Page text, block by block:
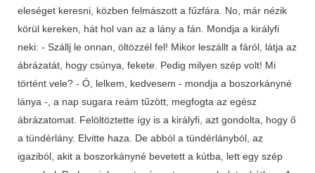
eleséget keresni, közben felmászott a fűzfára. No, már nézik
körül kereken, hát hol van az a lány a fán. Mondja a királyfi
neki: - Szállj le onnan, öltözzél fel! Mikor leszállt a fáról, látja az
ábrázatát, hogy csúnya, fekete. Pedig milyen szép volt! Mi
történt vele? - Ó, lelkem, kedvesem - mondja a boszorkányné
lánya -, a nap sugara reám tűzött, megfogta az egész
ábrázatomat. Felöltöztette így is a királyfi, azt gondolta, hogy ő
a tündérlány. Elvitte haza. De abból a tündérlányból, az
igaziból, akit a boszorkányné bevetett a kútba, lett egy szép